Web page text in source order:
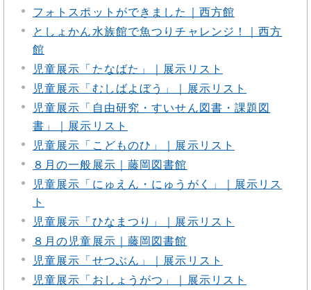
フォトスポットができました｜西方館
としょかん水族館で魚つりチャレンジ！｜西方
館
児童展示「たなばた」｜展示リスト
児童展示「むしばよぼう」｜展示リスト
児童展示「自由研究・すいせん図書・課題図
書」｜展示リスト
児童展示「こどものひ」｜展示リスト
８月の一般展示｜藤岡図書館
児童展示「にゅえん・にゅうがく」｜展示リス
ト
児童展示「ひなまつり」｜展示リスト
８月の児童展示｜藤岡図書館
児童展示「せつぶん」｜展示リスト
児童展示「おしょうがつ」｜展示リスト